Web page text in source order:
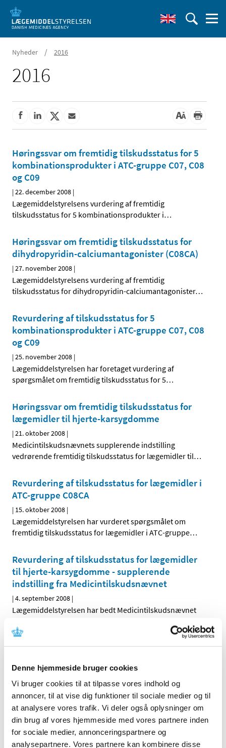
Denne hjemmeside bruger cookies
Vi bruger cookies til at tilpasse vores indhold og
annoncer, til at vise dig funktioner til sociale medier og til
at analysere vores trafik. Vi deler også oplysninger om
din brug af vores hjemmeside med vores partnere inden
for sociale medier, annonceringspartnere og
analysepartnere. Vores partnere kan kombinere disse
Nyheder / 2016
2016
Høringssvar om fremtidig tilskudsstatus for 5
kombinationsprodukter i ATC-gruppe C07, C08
og C09
|22. december 2008 |
Lægemiddelstyrelsens vurdering af fremtidig
tilskudsstatus for 5 kombinationsprodukter i…
Høringssvar om fremtidig tilskudsstatus for
dihydropyridin-calciumantagonister (C08CA)
|27. november 2008 |
Lægemiddelstyrelsens vurdering af fremtidig
tilskudsstatus for dihydropyridin-calciumantagonister…
Revurdering af tilskudsstatus for 5
kombinationsprodukter i ATC-gruppe C07, C08
og C09
|25. november 2008 |
Lægemiddelstyrelsen har foretaget vurdering af
spørgsmålet om fremtidig tilskudsstatus for 5…
Høringssvar om fremtidig tilskudsstatus for
lægemidler til hjerte-karsygdomme
|21. oktober 2008 |
Medicintilskudsnævnets supplerende indstilling
vedrørende fremtidig tilskudsstatus for lægemidler til…
Revurdering af tilskudsstatus for lægemidler i
ATC-gruppe C08CA
| 15. oktober 2008 |
Lægemiddelstyrelsen har vurderet spørgsmålet om
fremtidig tilskudsstatus for lægemidler i ATC-gruppe…
Revurdering af tilskudsstatus for lægemidler
til hjerte-karsygdomme - supplerende
indstilling fra Medicintilskudsnævnet
|4. september 2008 |
Lægemiddelstyrelsen har bedt Medicintilskudsnævnet
Høringssvar på Medicintilskudsnævnets
lægemidler til hjerte-karsygdomme
|3. juli 2008|
Medicintilskudsnævnets indstilling vedrørende fremtidig
tilskudsstatus for lægemidler til hjerte-karsygdomme i…
Revurdering af tilskudsstatus for lægemidler